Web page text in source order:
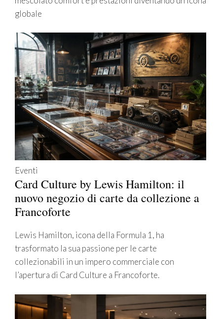
globale
Eventi
Card Culture by Lewis Hamilton: il
nuovo negozio di carte da collezione a
Francoforte
Lewis Hamilton, icona della Formula 1, ha
trasformato la sua passione per le carte
collezionabili in un impero commerciale con
l’apertura di Card Culture a Francoforte.